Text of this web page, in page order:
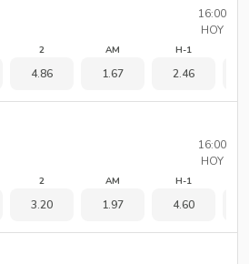
16:00
HOY
2
4.86
AM
1.67
H-1
2.46
16:00
HOY
2
3.20
AM
1.97
H-1
4.60